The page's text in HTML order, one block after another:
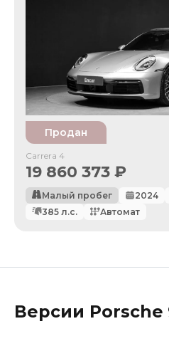
Продан
Carrera 4
19 860 373 ₽
Малый пробег 2024
385 л.с. Автомат
Версии Porsche